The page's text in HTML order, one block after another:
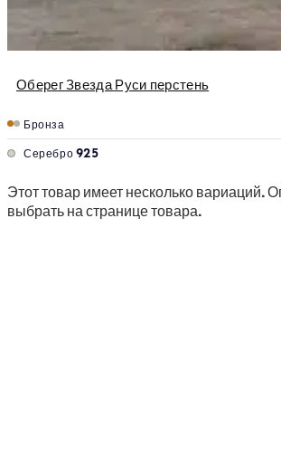
Оберег Звезда Руси перстень
Бронза
Серебро 925
Этот товар имеет несколько вариаций.
выбрать на странице товара.